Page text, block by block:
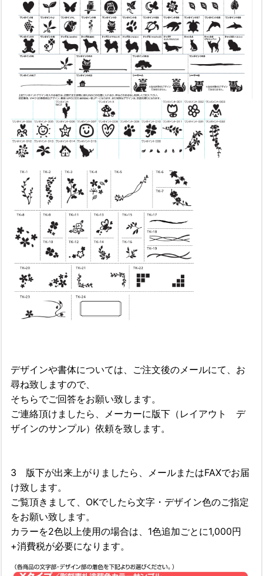
デザインや書体については、ご注文後のメールにて、お
尋ね致しますので、
そちらでご回答をお願い致します。
ご連絡頂けましたら、メーカーに版下（レイアウト デ
ザインのサンプル）依頼を致します。
3 版下が出来上がりましたら、メールまたはFAXでお届
け致します。
ご覧頂きまして、OKでしたら文字・デザイン色のご指定
をお願い致します。
カラーを2色以上使用の場合は、1色追加ごとに1,000円
+消費税が必要になります。